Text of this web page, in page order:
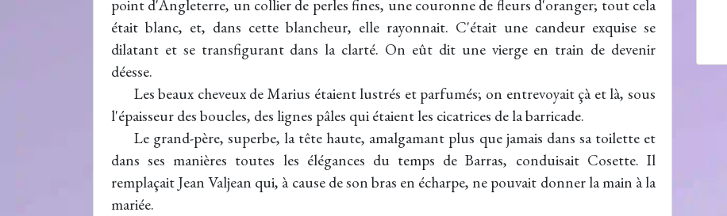
point d'Angleterre, un collier de perles fines, une couronne de fleurs d'oranger; tout cela
était blanc, et, dans cette blancheur, elle rayonnait. C'était une candeur exquise se
dilatant et se transfigurant dans la clarté. On eût dit une vierge en train de devenir
déesse.
Les beaux cheveux de Marius étaient lustrés et parfumés; on entrevoyait çà et là, sous
l'épaisseur des boucles, des lignes pâles qui étaient les cicatrices de la barricade.
Le grand-père, superbe, la tête haute, amalgamant plus que jamais dans sa toilette et
dans ses manières toutes les élégances du temps de Barras, conduisait Cosette. Il
remplaçait Jean Valjean qui, à cause de son bras en écharpe, ne pouvait donner la main à la
mariée.